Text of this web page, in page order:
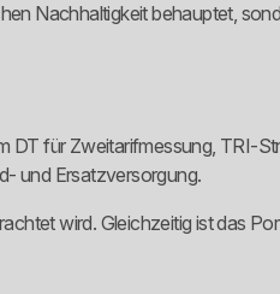
Nachhaltigkeit behauptet,
DT für Zweitarifmessung, TRI-
und Ersatzversorgung.
wird. Gleichzeitig ist das